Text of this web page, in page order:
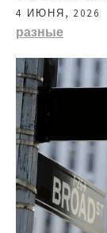
4 ИЮНЯ, 2026
разные